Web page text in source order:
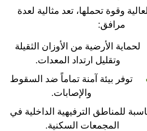
وقوة تحملها، تعد مثالية لعدة
مرافق:
لحماية الأرضية من الأوزان الثقيلة
وتقليل ارتداد المعدات.
توفر بيئة آمنة تماماً ضد السقوط
والإصابات.
للمناطق الترفيهية الداخلية في
المجمعات السكنية.